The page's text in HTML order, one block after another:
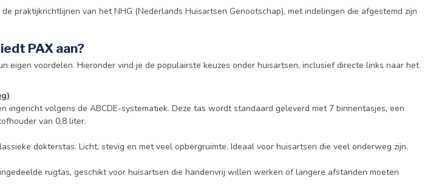
praktijkrichtlijnen van het NHG (Nederlands Huisartsen Genootschap), met indelingen die afgestemd zijn
PAX aan?
eigen voordelen. Hieronder vind je de populairste keuzes onder huisartsen, inclusief directe links naar het
ingericht volgens de ABCDE-systematiek. Deze tas wordt standaard geleverd met 7 binnentasjes, een
van 0,8 liter.
dokterstas. Licht, stevig en met veel opbergruimte. Ideaal voor huisartsen die veel onderweg zijn.
rugtas, geschikt voor huisartsen die handenvrij willen werken of langere afstanden moeten